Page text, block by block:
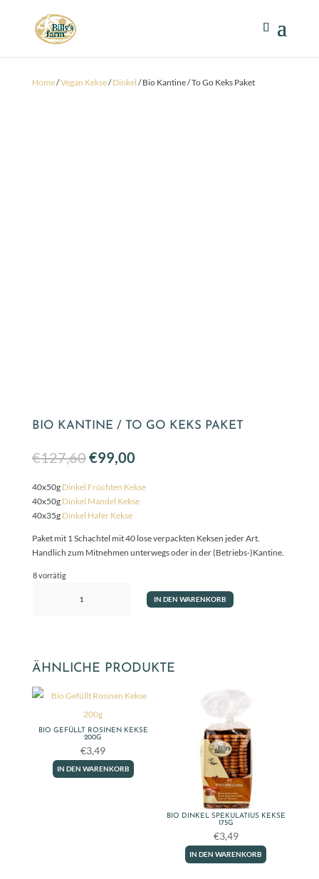
Home/Vegan Kekse/Dinkel / Bio Kantine / To Go Keks Paket
BIO KANTINE / TO GO KEKS PAKET
€127,60Ursprünglicher
Preis
war:
€127,60
€99,00Aktueller
ist:
€99,00.
40x50g Dinkel Früchten Kekse
40x50g Dinkel Mandel Kekse
40x35g Dinkel Hafer Kekse
Paket mit 1 Schachtel mit 40 lose verpackten Keksen jeder Art.
Handlich zum Mitnehmen unterwegs oder in der (Betriebs-)Kantine.
8 vorrätig
Keks
Paket
Menge
IN DEN WARENKORB
ÄHNLICHE PRODUKTE
BIO GEFÜLLT ROSINEN KEKSE
200G
€3,49
IN DEN WARENKORB
BIO DINKEL SPEKULATIUS KEKSE
175G
€3,49
IN DEN WARENKORB